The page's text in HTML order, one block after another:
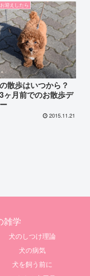
迎えしたら
散歩はいつから？
ヶ月前でのお散歩デ
2015.11.21
雑学
犬のしつけ理論
犬の病気
犬を飼う前に